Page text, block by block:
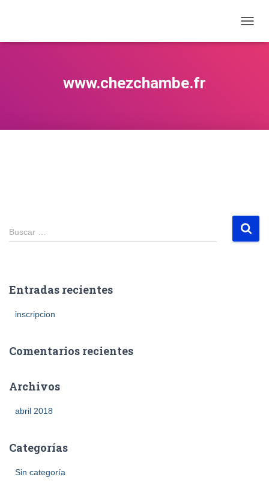
www.chezchambe.fr
Buscar …
Entradas recientes
inscripcion
Comentarios recientes
Archivos
abril 2018
Categorías
Sin categoría